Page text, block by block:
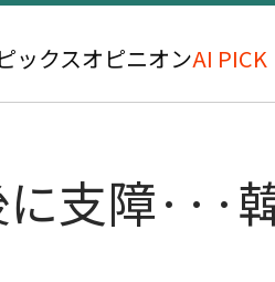
ックスオピニオンAI PICK
支障···